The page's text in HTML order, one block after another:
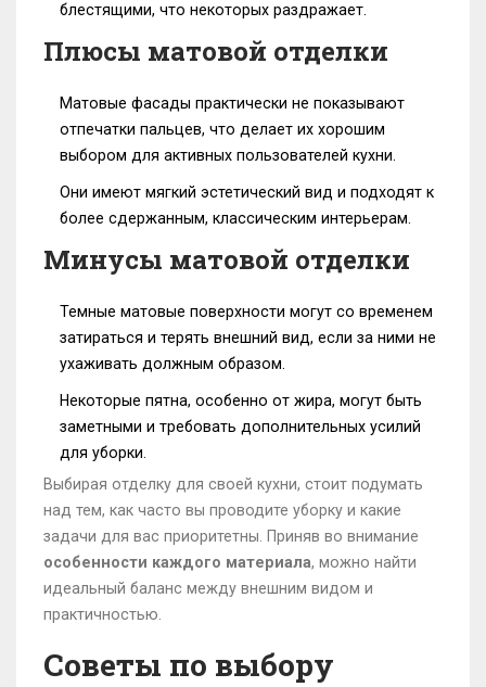
блестящими, что некоторых раздражает.
Плюсы матовой отделки
Матовые фасады практически не показывают
отпечатки пальцев, что делает их хорошим
выбором для активных пользователей кухни.
Они имеют мягкий эстетический вид и подходят к
более сдержанным, классическим интерьерам.
Минусы матовой отделки
Темные матовые поверхности могут со временем
затираться и терять внешний вид, если за ними не
ухаживать должным образом.
Некоторые пятна, особенно от жира, могут быть
заметными и требовать дополнительных усилий
для уборки.
Выбирая отделку для своей кухни, стоит подумать
над тем, как часто вы проводите уборку и какие
задачи для вас приоритетны. Приняв во внимание
особенности каждого материала, можно найти
идеальный баланс между внешним видом и
практичностью.
Советы по выбору